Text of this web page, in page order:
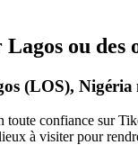
ou des
(LOS), Nigéria
confiance sur
à visiter pour